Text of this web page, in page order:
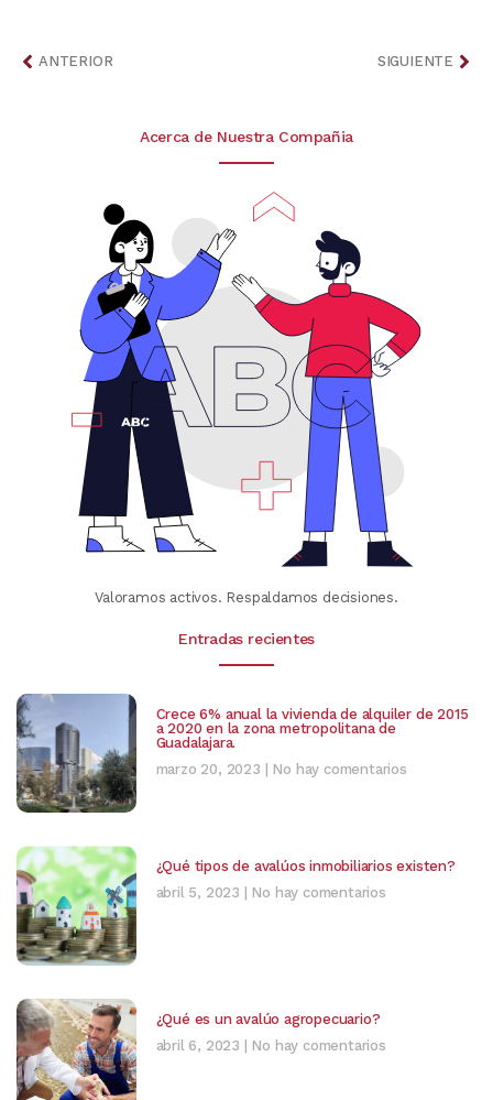
ANTERIOR SIGUIENTE
Acerca de Nuestra Compañia
Valoramos activos. Respaldamos decisiones.
Entradas recientes
Crece 6% anual la vivienda de alquiler de 2015
a 2020 en la zona metropolitana de
Guadalajara.
marzo 20, 2023
No hay comentarios
¿Qué tipos de avalúos inmobiliarios existen?
abril 5, 2023
No hay comentarios
¿Qué es un avalúo agropecuario?
abril 6, 2023
No hay comentarios